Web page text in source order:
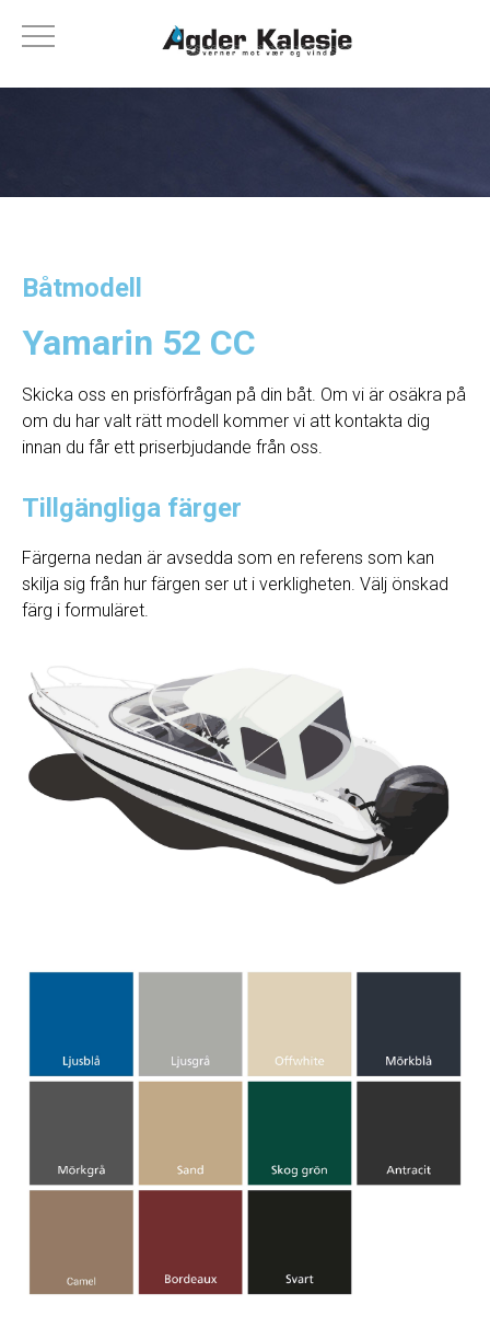
Båtmodell
Yamarin 52 CC
Skicka oss en prisförfrågan på din båt. Om vi ​​är osäkra på
om du har valt rätt modell kommer vi att kontakta dig
innan du får ett priserbjudande från oss.
Tillgängliga färger
Färgerna nedan är avsedda som en referens som kan
skilja sig från hur färgen ser ut i verkligheten. Välj önskad
färg i formuläret.